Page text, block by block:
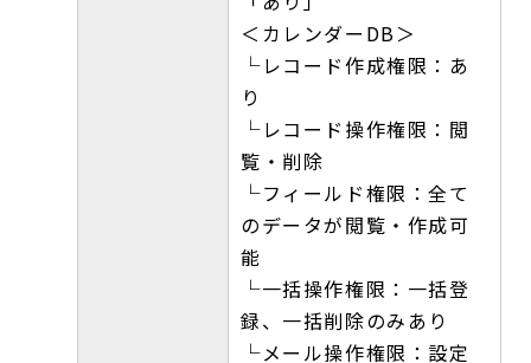
＜カレンダーDB＞
└レコード作成権限：あ
り
└レコード操作権限：閲
覧・削除
└フィールド権限：全て
のデータが閲覧・作成可
能
└一括操作権限：一括登
録、一括削除のみあり
└メール操作権限：設定